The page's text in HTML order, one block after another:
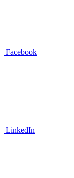
Facebook
LinkedIn